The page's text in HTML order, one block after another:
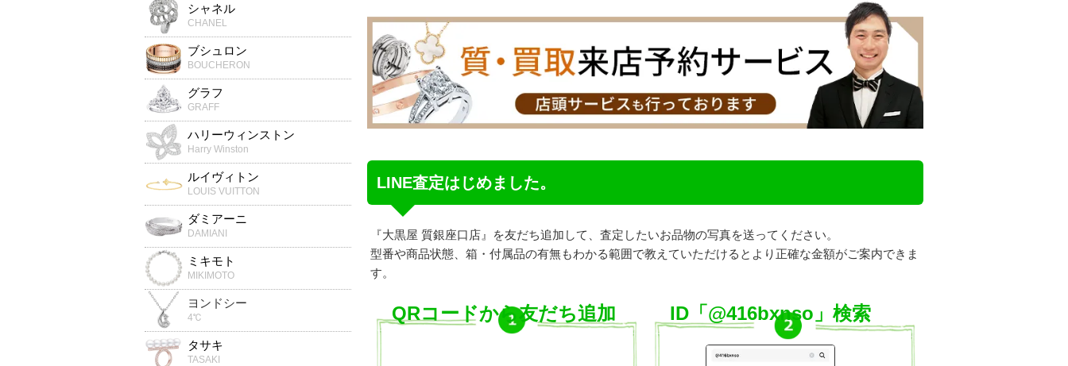
LINE査定はじめました。
『大黒屋 質銀座口店』を友だち追加して、査定したいお品物の写真を送ってください。
型番や商品状態、箱・付属品の有無もわかる範囲で教えていただけるとより正確な金額がご案内できま
す。
QRコードから友だち追加 ID「@416bxnso」検索
シャネル
CHANEL
ブシュロン
BOUCHERON
グラフ
GRAFF
ハリーウィンストン
Harry Winston
ルイヴィトン
LOUIS VUITTON
ダミアーニ
DAMIANI
ミキモト
MIKIMOTO
ヨンドシー
4℃
タサキ
TASAKI